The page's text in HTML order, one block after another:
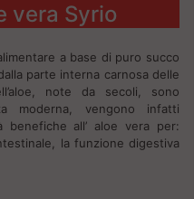
vera Syrio
a base di puro succo
parte interna carnosa delle
note da secoli, sono
moderna, vengono infatti
benefiche all’ aloe vera per:
la funzione digestiva